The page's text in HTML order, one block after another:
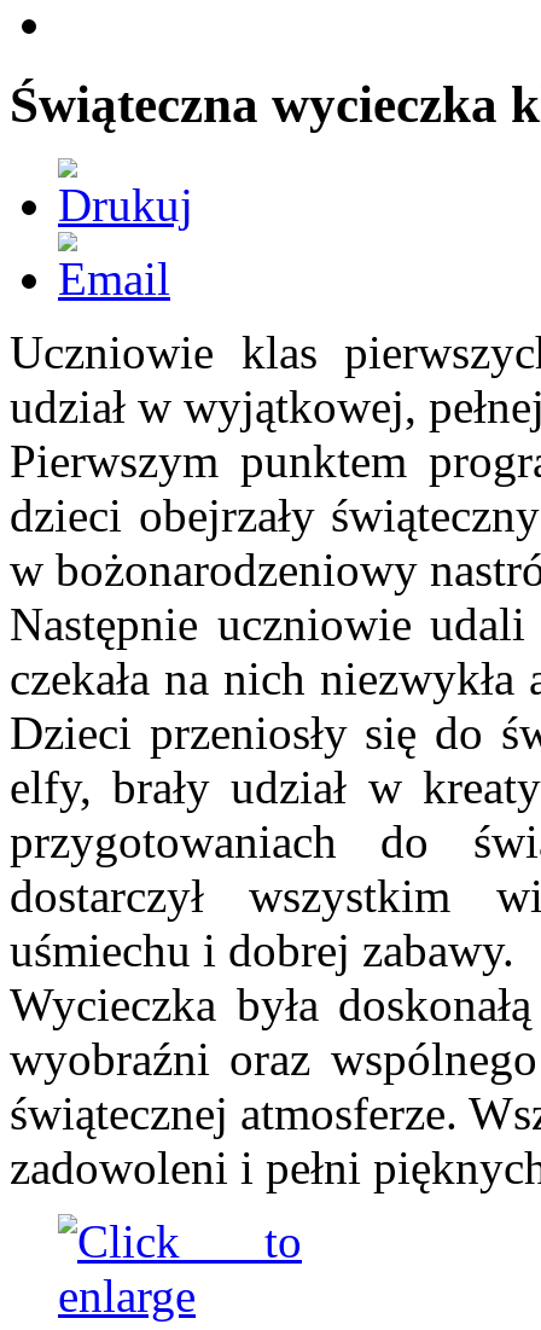
Świąteczna wycieczka
Uczniowie klas
udział w wyjątkowej,
Pierwszym punktem
dzieci obejrzały
w bożonarodzeniowy
Następnie uczniowie
czekała na nich
Dzieci przeniosły się do
elfy, brały udział w
przygotowaniach do
dostarczył wszystkim
uśmiechu i dobrej zabawy.
Wycieczka była
wyobraźni oraz
świątecznej atmosferze.
zadowoleni i pełni